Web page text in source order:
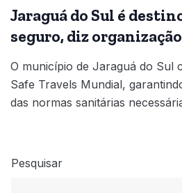
Jaraguá do Sul é
seguro, diz
O município de Jaraguá do Sul
Safe Travels Mundial,
das normas sanitárias
Pesquisar